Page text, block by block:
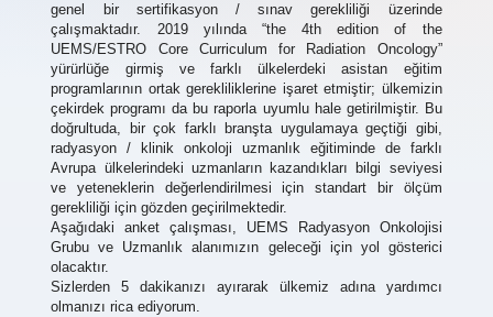
genel bir sertifikasyon / sınav gerekliliği üzerinde
çalışmaktadır. 2019 yılında “the 4th edition of the
UEMS/ESTRO Core Curriculum for Radiation Oncology”
yürürlüğe girmiş ve farklı ülkelerdeki asistan eğitim
programlarının ortak gerekliliklerine işaret etmiştir; ülkemizin
çekirdek programı da bu raporla uyumlu hale getirilmiştir. Bu
doğrultuda, bir çok farklı branşta uygulamaya geçtiği gibi,
radyasyon / klinik onkoloji uzmanlık eğitiminde de farklı
Avrupa ülkelerindeki uzmanların kazandıkları bilgi seviyesi
ve yeteneklerin değerlendirilmesi için standart bir ölçüm
gerekliliği için gözden geçirilmektedir.
Aşağıdaki anket çalışması, UEMS Radyasyon Onkolojisi
Grubu ve Uzmanlık alanımızın geleceği için yol gösterici
olacaktır.
Sizlerden 5 dakikanızı ayırarak ülkemiz adına yardımcı
olmanızı rica ediyorum.